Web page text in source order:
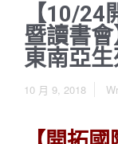
【10/
暨讀書
東南亞
10 月 9, 2018